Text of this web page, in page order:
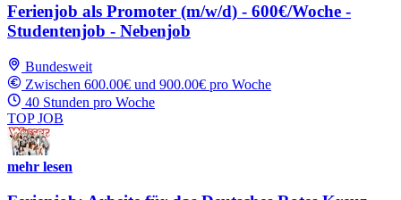
Ferienjob als Promoter (m/w/d) - 600€/Woche -
Studentenjob - Nebenjob
Bundesweit
Zwischen 600.00€ und 900.00€ pro Woche
40 Stunden pro Woche
TOP JOB
mehr lesen